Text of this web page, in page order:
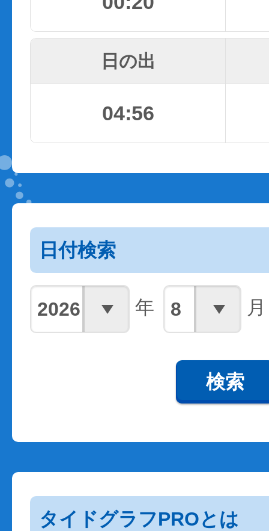
日の出
04:56
日付検索
年 月
検索
タイドグラフPROとは